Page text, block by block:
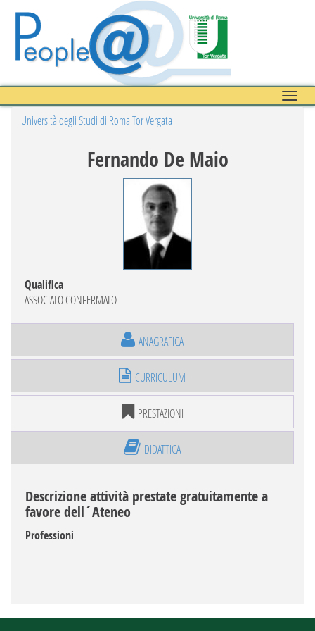
Toggle
Università degli Studi di Roma Tor Vergata
Fernando De Maio
Qualifica
ASSOCIATO CONFERMATO
ANAGRAFICA
CURRICULUM
PRESTAZIONI
DIDATTICA
Descrizione attività prestate gratuitamente a
favore dell´Ateneo
Professioni